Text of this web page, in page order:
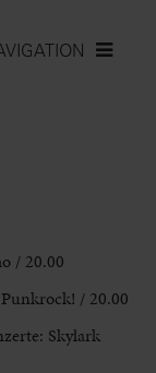
/ 20.00
/ 20.00
Skylark